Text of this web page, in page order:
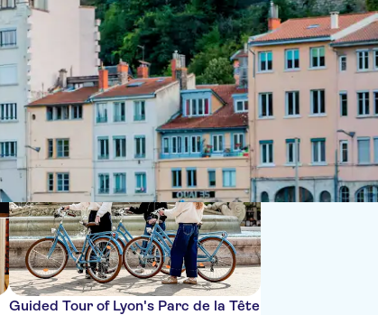
Lajittele:
Guided Tour of Lyon's Parc de la Tête